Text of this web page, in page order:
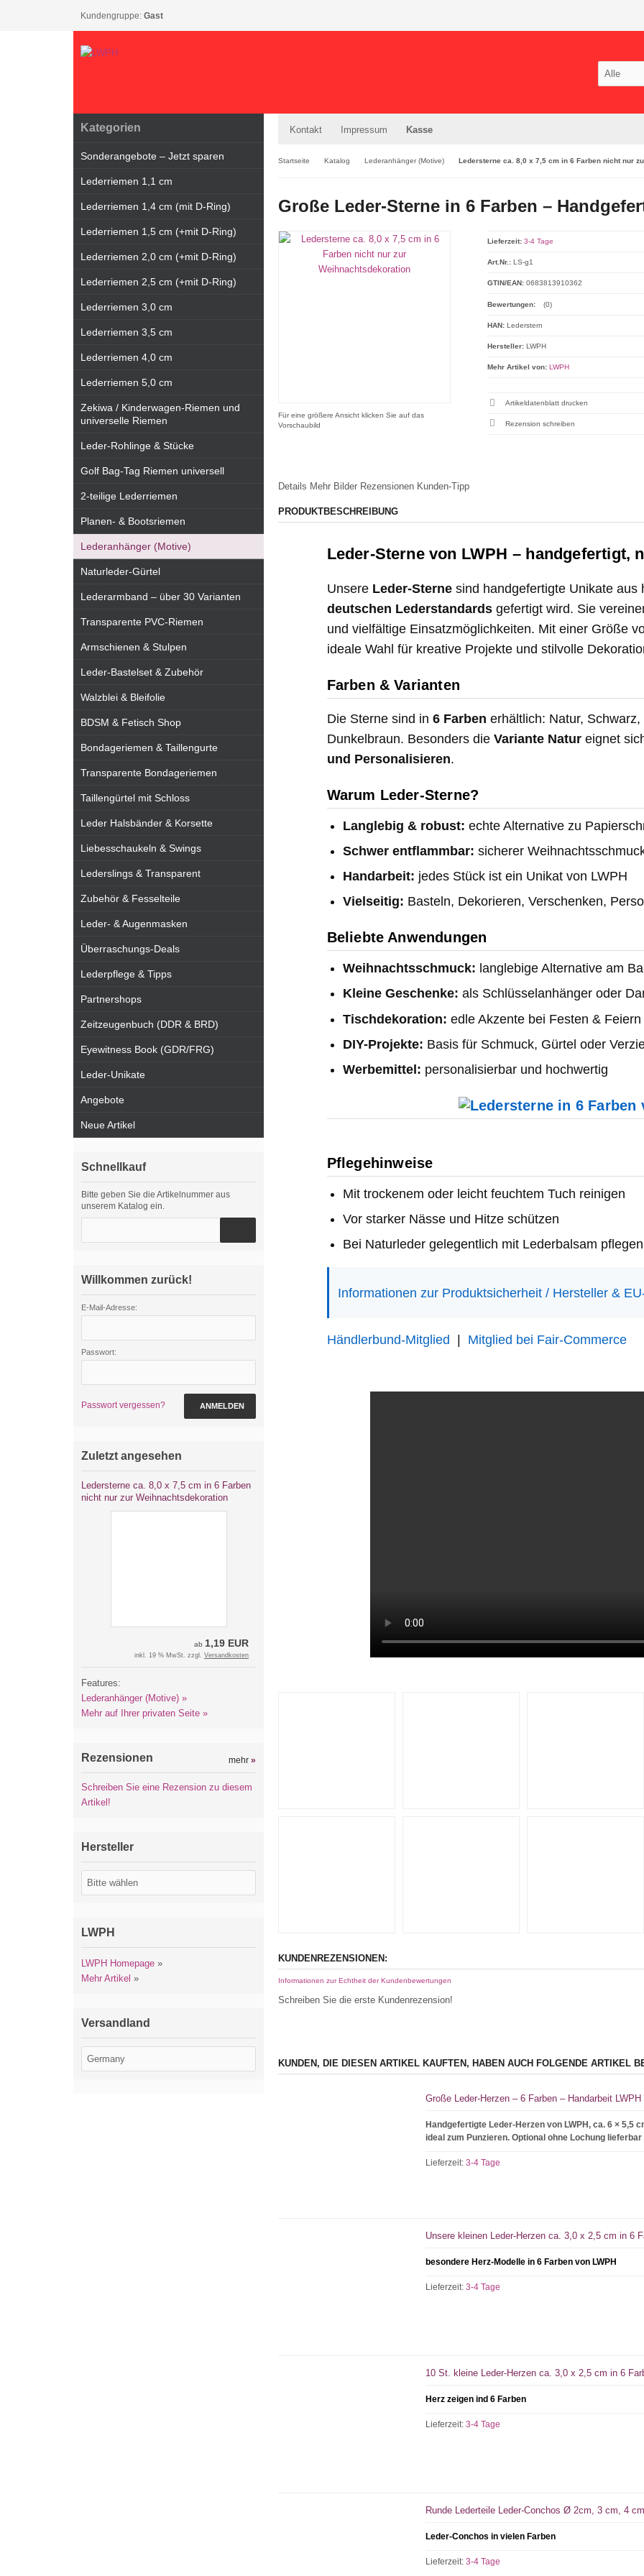
Kundengruppe: Gast
Kontakt Impressum Kasse
Startseite Katalog Lederanhänger (Motive) Ledersterne ca. 8,0 x 7,5 cm in 6 Farben nicht nur
Große Leder-Sterne in 6 Farben –
Für eine größere Ansicht klicken Sie auf das
Vorschaubild
Lieferzeit: 3-4 Tage
Art.Nr.: LS-g1
GTIN/EAN: 0683813910362
Bewertungen: (0)
HAN:Lederstern
Hersteller: LWPH
Mehr Artikel von: LWPH
Artikeldatenblatt drucken
Rezension schreiben
Details Mehr Bilder Rezensionen Kunden-Tipp
PRODUKTBESCHREIBUNG
Leder-Sterne von LWPH – handgefertigt,
Unsere Leder-Sternesind handgefertigte Unikate aus
deutschen Lederstandardsgefertigt wird. Sie
und vielfältige Einsatzmöglichkeiten. Mit einer Größe
ideale Wahl für kreative Projekte und stilvolle
Farben & Varianten
Die Sterne sind in 6 Farben erhältlich: Natur,
Dunkelbraun. Besonders die Variante Natureignet
und Personalisieren.
Warum Leder-Sterne?
Langlebig & robust: echte Alternative zu
Schwer entflammbar: sicherer
Handarbeit: jedes Stück ist ein Unikat von LWPH
Vielseitig: Basteln, Dekorieren, Verschenken,
Beliebte Anwendungen
Weihnachtsschmuck: langlebige Alternative am
Kleine Geschenke: als Schlüsselanhänger oder
Tischdekoration: edle Akzente bei Festen & Feiern
DIY-Projekte: Basis für Schmuck, Gürtel oder
Werbemittel: personalisierbar und hochwertig
Pflegehinweise
Mit trockenem oder leicht feuchtem Tuch reinigen
Vor starker Nässe und Hitze schützen
Bei Naturleder gelegentlich mit Lederbalsam pflegen
Informationen zur Produktsicherheit / Hersteller &
Händlerbund-Mitglied Mitglied bei Fair-Commerce
KUNDENREZENSIONEN:
Informationen zur Echtheit der Kundenbewertungen
Schreiben Sie die erste Kundenrezension!
KUNDEN, DIE DIESEN ARTIKEL KAUFTEN, HABEN AUCH FOLGENDE ARTIKEL
Große Leder-Herzen – 6 Farben – Handarbeit
Handgefertigte Leder-Herzen von LWPH, ca. 6 × 5,5
ideal zum Punzieren. Optional ohne Lochung lieferbar
Lieferzeit:3-4 Tage
Unsere kleinen Leder-Herzen ca. 3,0 x 2,5 cm in 6
besondere Herz-Modelle in 6 Farben von LWPH
Lieferzeit:3-4 Tage
10 St. kleine Leder-Herzen ca. 3,0 x 2,5 cm in 6
Herz zeigen ind 6 Farben
Lieferzeit:3-4 Tage
Runde Lederteile Leder-Conchos Ø 2cm, 3 cm, 4
Leder-Conchos in vielen Farben
Lieferzeit:3-4 Tage
Kategorien
Sonderangebote – Jetzt sparen
Lederriemen 1,1 cm
Lederriemen 1,4 cm (mit D-Ring)
Lederriemen 1,5 cm (+mit D-Ring)
Lederriemen 2,0 cm (+mit D-Ring)
Lederriemen 2,5 cm (+mit D-Ring)
Lederriemen 3,0 cm
Lederriemen 3,5 cm
Lederriemen 4,0 cm
Lederriemen 5,0 cm
Zekiwa / Kinderwagen-Riemen und
universelle Riemen
Leder-Rohlinge & Stücke
Golf Bag-Tag Riemen universell
2-teilige Lederriemen
Planen- & Bootsriemen
Lederanhänger (Motive)
Naturleder-Gürtel
Lederarmband – über 30 Varianten
Transparente PVC-Riemen
Armschienen & Stulpen
Leder-Bastelset & Zubehör
Walzblei & Bleifolie
BDSM & Fetisch Shop
Bondageriemen & Taillengurte
Transparente Bondageriemen
Taillengürtel mit Schloss
Leder Halsbänder & Korsette
Liebesschaukeln & Swings
Lederslings & Transparent
Zubehör & Fesselteile
Leder- & Augenmasken
Überraschungs-Deals
Lederpflege & Tipps
Partnershops
Zeitzeugenbuch (DDR & BRD)
Eyewitness Book (GDR/FRG)
Leder-Unikate
Angebote
Neue Artikel
Schnellkauf
Bitte geben Sie die Artikelnummer aus
unserem Katalog ein.
Willkommen zurück!
E-Mail-Adresse:
Passwort:
Passwort vergessen? ANMELDEN
Zuletzt angesehen
Ledersterne ca. 8,0 x 7,5 cm in 6 Farben
nicht nur zur Weihnachtsdekoration
ab 1,19 EUR
inkl. 19 % MwSt. zzgl. Versandkosten
Features:
Lederanhänger (Motive) »
Mehr auf Ihrer privaten Seite »
Rezensionen mehr »
Schreiben Sie eine Rezension zu diesem
Artikel!
Hersteller
LWPH
LWPH Homepage »
Mehr Artikel »
Versandland